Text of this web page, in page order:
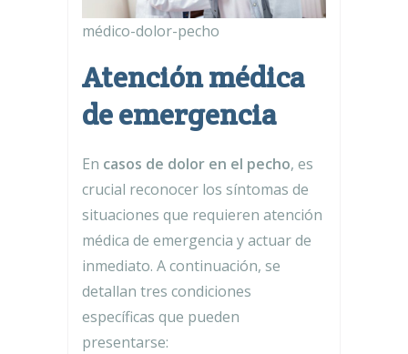
médico-dolor-pecho
Atención médica
de emergencia
En casos de dolor en el pecho, es
crucial reconocer los síntomas de
situaciones que requieren atención
médica de emergencia y actuar de
inmediato. A continuación, se
detallan tres condiciones
específicas que pueden
presentarse: